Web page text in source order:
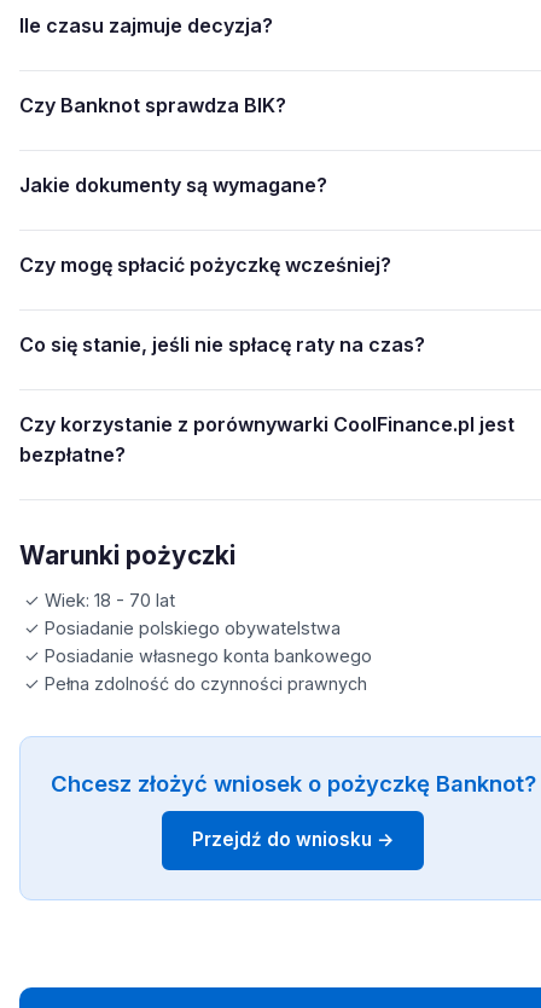
Ile czasu zajmuje decyzja?
Czy Banknot sprawdza BIK?
Jakie dokumenty są wymagane?
Czy mogę spłacić pożyczkę wcześniej?
Co się stanie, jeśli nie spłacę raty na czas?
Czy korzystanie z porównywarki CoolFinance.pl jest
bezpłatne?
Warunki pożyczki
✓ Wiek: 18 - 70 lat
✓ Posiadanie polskiego obywatelstwa
✓ Posiadanie własnego konta bankowego
✓ Pełna zdolność do czynności prawnych
Chcesz złożyć wniosek o pożyczkę Banknot?
Przejdź do wniosku →